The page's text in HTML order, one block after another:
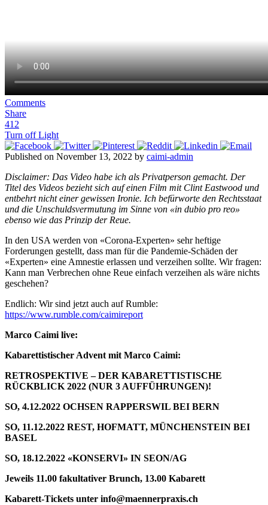
Comments
Share
412
Turn off Light
Published on November 13, 2022 by caimi-admin
Disclaimer: Das Video habe ich als Privatperson gemacht. Der
Titel des Videos bezieht sich auf einen Film mit Clint Eastwood und
entbehrt nicht einer gewissen Ironie. Ich befürworte den Rechtsstaat
und die Unschuldsvermutung im Sinne von «in dubio pro reo»
ebenso wie das Prinzip der Reue.
In den USA werden von «Corona-Experten» sehr heftige
Forderungen gestellt, dass man für die Pandemie-Schäden der
«Experten» eine Amnestie erlassen und verzeihen sollte. Wir fragen:
Kann man Verbrechen ohne Reue einfach verzeihen als wäre nichts
geschehen?
Endlich: Wir sind jetzt auch auf Rumble:
https://www.rumble.com/caimireport
Marco Caimi live:
Kabarettistischer Advent mit Marco Caimi:
RETROSPEKTIVE – DER KABARETTISTISCHE
RÜCKBLICK 2022 (NUR 3 AUFFÜHRUNGEN)!
SO, 4.12.2022 OCHSEN RAPPERSWIL BEI BERN
SO, 11.12.2022 REST, HOFMATT, MÜNCHENSTEIN BEI
BASEL
SO, 18.12.2022 «KONSERVI» IN SEON/AG
Jeweils 11.00 fakultativer Brunch, 13.00 Kabarett
Kabarett-Tickets unter info@maennerpraxis.ch